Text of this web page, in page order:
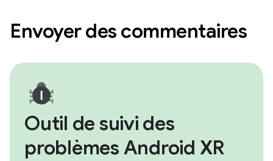
Envoyer des commentaires
Outil de suivi des
problèmes Android XR